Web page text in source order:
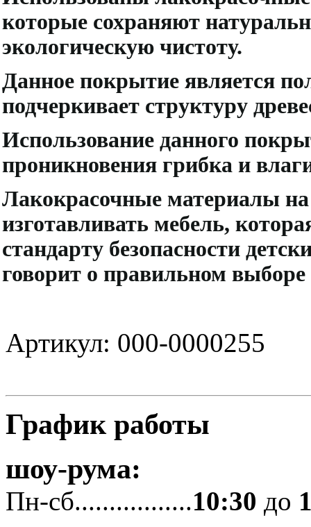
которые сохраняют
экологическую чистоту.
Данное покрытие является
подчеркивает структуру
Использование данного
проникновения грибка и
Лакокрасочные материалы
изготавливать мебель,
стандарту безопасности
говорит о правильном
Артикул: 000-0000255
График работы
шоу-рума:
Пн-сб.................10:30 до